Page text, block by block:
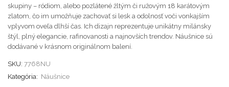
skupiny – ródiom, alebo pozlátené žltým či ružovým 18 karátovým
zlatom, čo im umožňuje zachovať si lesk a odolnosť voči vonkajším
vplyvom oveľa dlhší čas. Ich dizajn reprezentuje unikátny milánsky
štýl, plný elegancie, rafinovanosti a najnovších trendov. Náušnice sú
dodávané v krásnom originálnom balení.
SKU: 7768NU
Kategória: Náušnice